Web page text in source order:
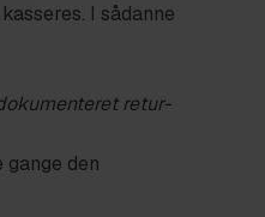
I sådanne
retur-
den